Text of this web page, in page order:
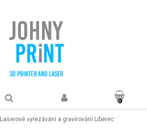
0
Laserové vyřezávání a gravírování Liberec